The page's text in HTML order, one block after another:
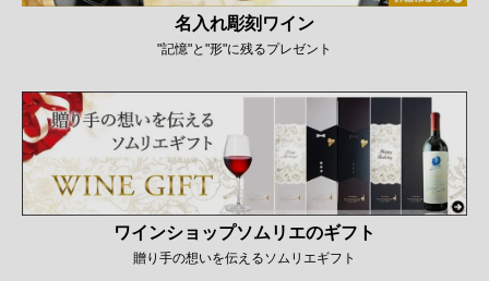
名入れ彫刻ワイン
"記憶"と"形"に残るプレゼント
ワインショップソムリエのギフト
贈り手の想いを伝えるソムリエギフト